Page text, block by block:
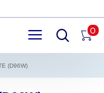
0
(D96W)